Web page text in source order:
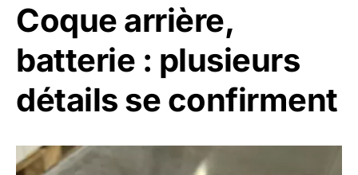
Coque arrière,
batterie : plusieurs
détails se confirment